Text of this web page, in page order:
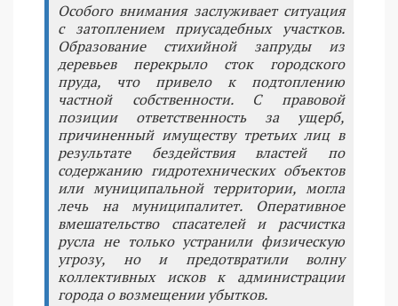
Особого внимания заслуживает ситуация
с затоплением приусадебных участков.
Образование стихийной запруды из
деревьев перекрыло сток городского
пруда, что привело к подтоплению
частной собственности. С правовой
позиции ответственность за ущерб,
причиненный имуществу третьих лиц в
результате бездействия властей по
содержанию гидротехнических объектов
или муниципальной территории, могла
лечь на муниципалитет. Оперативное
вмешательство спасателей и расчистка
русла не только устранили физическую
угрозу, но и предотвратили волну
коллективных исков к администрации
города о возмещении убытков.